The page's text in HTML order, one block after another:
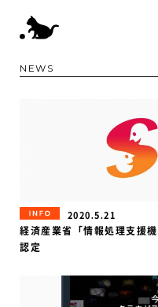
NEWS
INFORMATION
2020.5.21
経済産業省「情報処理支援
認定